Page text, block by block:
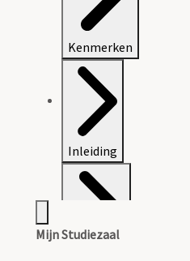
Kenmerken
Inleiding
Mijn Studiezaal